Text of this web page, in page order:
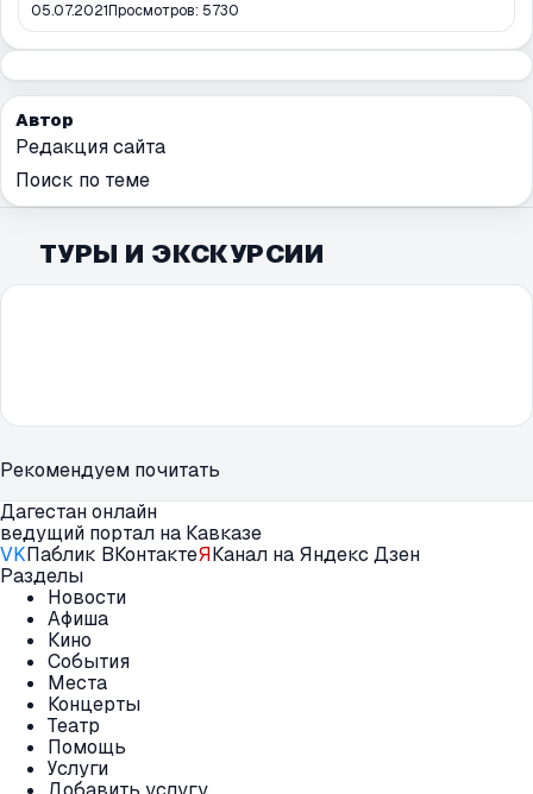
05.07.2021Просмотров: 5730
Автор
Редакция сайта
Поиск по теме
ТУРЫ И ЭКСКУРСИИ
Рекомендуем почитать
Дагестан онлайн
ведущий портал на Кавказе
VKПаблик ВКонтактеЯКанал на Яндекс Дзен
Разделы
Новости
Афиша
Кино
События
Места
Концерты
Театр
Помощь
Услуги